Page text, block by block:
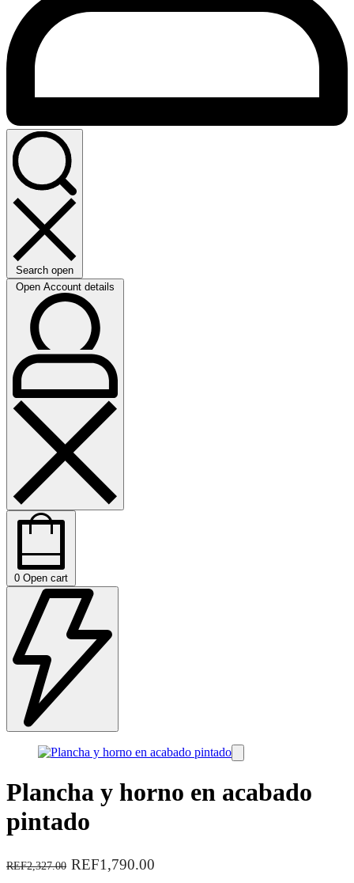
Search open
Open Account details
0 Open cart
Plancha y horno en acabado
pintado
REF2,327.00 REF1,790.00